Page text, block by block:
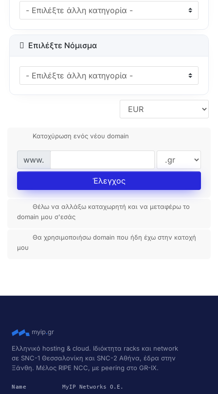
Επιλέξτε Νόμισμα
Κατοχύρωση ενός νέου domain
www.
Έλεγχος
Θέλω να αλλάξω καταχωρητή και να μεταφέρω το
domain μου σ'εσάς
Θα χρησιμοποιήσω domain που ήδη έχω στην κατοχή
μου
myip.gr
Ελληνικό hosting & cloud. Ιδιόκτητα racks και network
σε SNC-1 Θεσσαλονίκη και SNC-2 Αθήνα, έδρα στην
Ξάνθη. Μέλος RIPE NCC, με peering στο GR-IX.
Name
MyIP Networks Ο.Ε.